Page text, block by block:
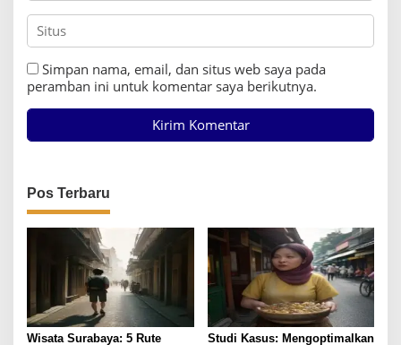
Simpan nama, email, dan situs web saya pada
peramban ini untuk komentar saya berikutnya.
Pos Terbaru
Wisata Surabaya: 5 Rute Studi Kasus: Mengoptimalkan